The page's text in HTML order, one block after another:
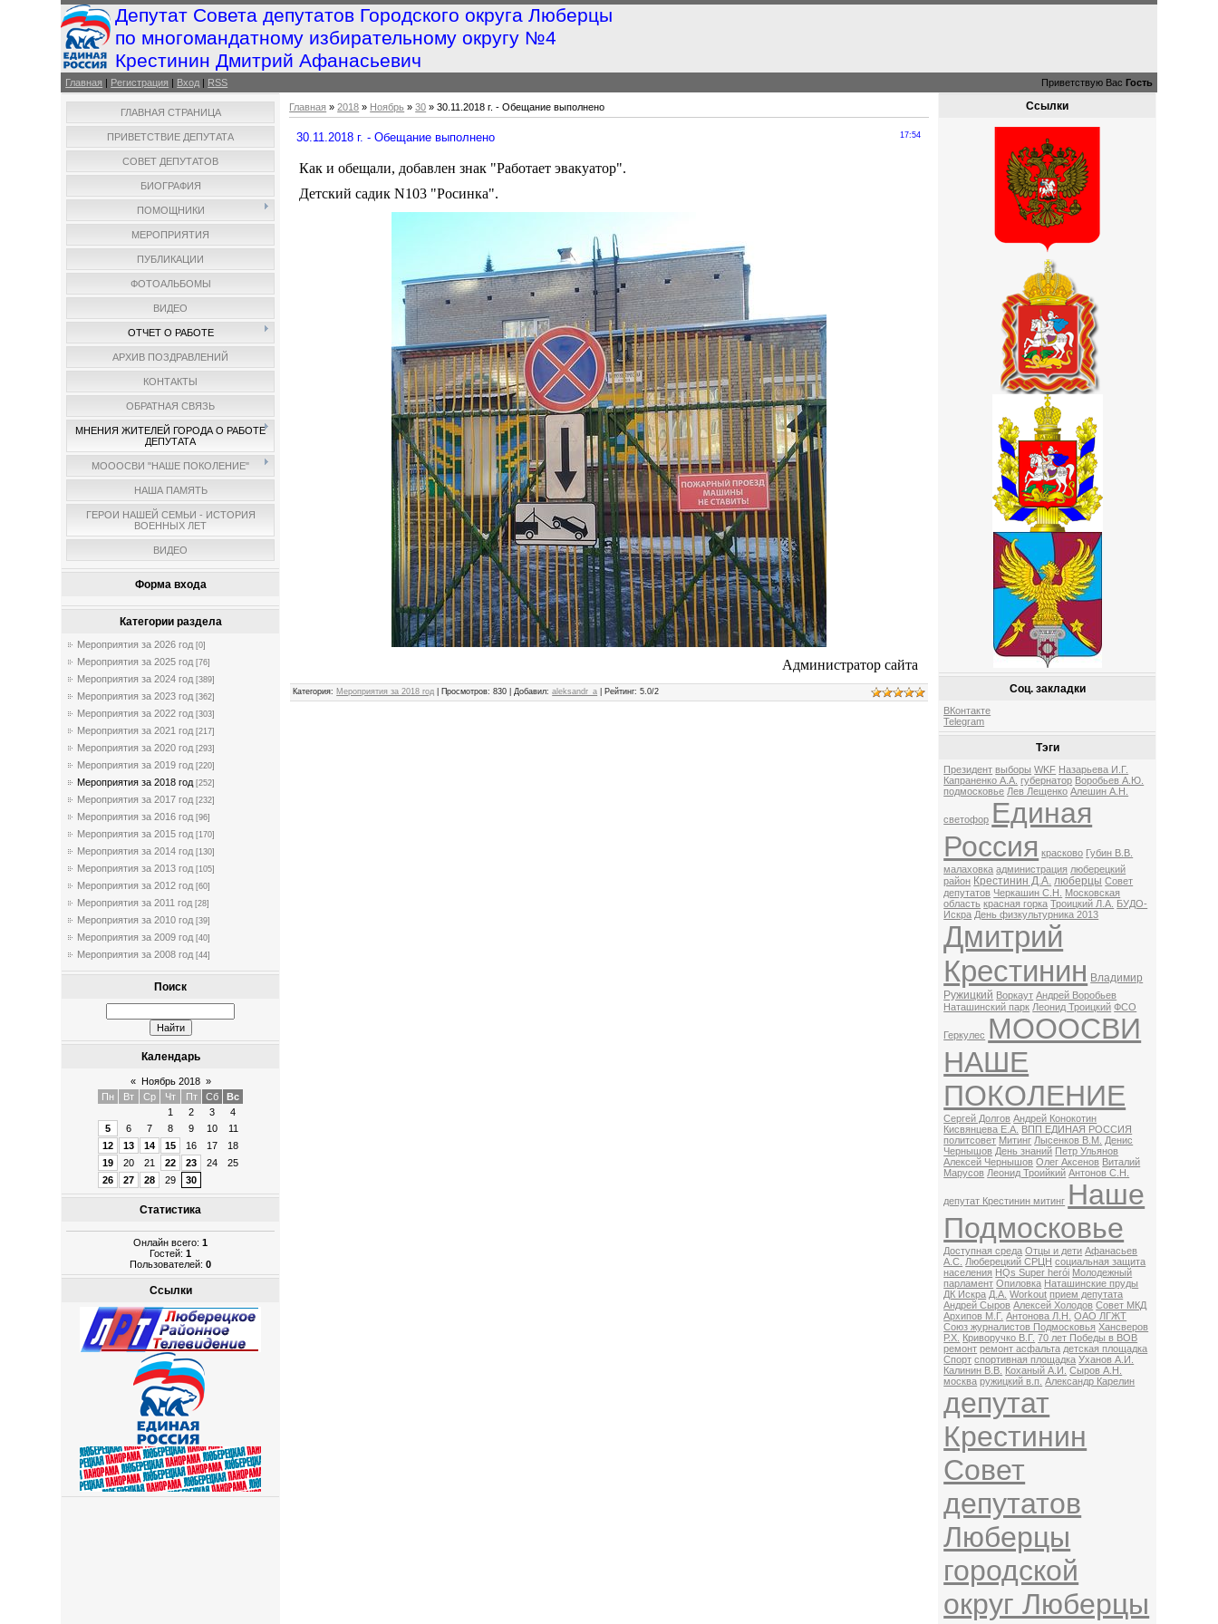
Депутат Совета депутатов Городского округа Люберцы
по многомандатному избирательному округу №4
Крестинин Дмитрий Афанасьевич
Главная | Регистрация | Вход | RSS Приветствую Вас Гость
ГЛАВНАЯ СТРАНИЦА
ПРИВЕТСТВИЕ ДЕПУТАТА
СОВЕТ ДЕПУТАТОВ
БИОГРАФИЯ
ПОМОЩНИКИ
МЕРОПРИЯТИЯ
ПУБЛИКАЦИИ
ФОТОАЛЬБОМЫ
ВИДЕО
ОТЧЕТ О РАБОТЕ
АРХИВ ПОЗДРАВЛЕНИЙ
КОНТАКТЫ
ОБРАТНАЯ СВЯЗЬ
МНЕНИЯ ЖИТЕЛЕЙ ГОРОДА О РАБОТЕ
ДЕПУТАТА
МОООСВИ "НАШЕ ПОКОЛЕНИЕ"
НАША ПАМЯТЬ
ГЕРОИ НАШЕЙ СЕМЬИ - ИСТОРИЯ
ВОЕННЫХ ЛЕТ
ВИДЕО
Форма входа
Категории раздела
Мероприятия за 2026 год [0]
Мероприятия за 2025 год [76]
Мероприятия за 2024 год [389]
Мероприятия за 2023 год [362]
Мероприятия за 2022 год [303]
Мероприятия за 2021 год [217]
Мероприятия за 2020 год [293]
Мероприятия за 2019 год [220]
Мероприятия за 2018 год [252]
Мероприятия за 2017 год [232]
Мероприятия за 2016 год [96]
Мероприятия за 2015 год [170]
Мероприятия за 2014 год [130]
Мероприятия за 2013 год [105]
Мероприятия за 2012 год [60]
Мероприятия за 2011 год [28]
Мероприятия за 2010 год [39]
Мероприятия за 2009 год [40]
Мероприятия за 2008 год [44]
Поиск
Календарь
« Ноябрь 2018 »
Пн
Вт Ср Чт Пт Сб
Вс
1
2 3
4
5
6 7 8 9 10
11
12
13 14 15 16 17
18
19
20 21 22 23 24
25
26
27 28 29 30
Статистика
Онлайн всего:1
Гостей:1
Пользователей:0
Ссылки
Главная »2018 » Ноябрь » 30 » 30.11.2018 г. - Обещание выполнено
17:54
30.11.2018 г. - Обещание выполнено
Как и обещали, добавлен знак "Работает эвакуатор".
Детский садик N103 "Росинка".
Администратор сайта
Категория: Мероприятия за 2018 год Просмотров: 830 | Добавил:aleksandr_a Рейтинг:5.0/2
Ссылки
Соц. закладки
ВКонтакте
Telegram
Тэги
Президент выборы WKF Назарьева И.Г.
Капраненко А.А. губернатор Воробьев А.Ю.
подмосковье Лев Лещенко Алешин А.Н.
светофор Единая
Россия красково Губин В.В.
малаховка администрация люберецкий
район Крестинин Д.А. люберцы Совет
депутатов Черкашин С.Н.
Московская
область красная горка Троицкий Л.А. БУДО-
Искра День физкультурника 2013
Дмитрий
Крестинин Владимир
Ружицкий Воркаут Андрей Воробьев
Наташинский парк Леонид Троицкий ФСО
Геркулес МОООСВИ
НАШЕ
ПОКОЛЕНИЕ
Сергей Долгов Андрей Конокотин
Кисвянцева Е.А. ВПП ЕДИНАЯ РОССИЯ
политсовет Митинг Лысенков В.М. Денис
Чернышов День знаний Петр Ульянов
Алексей Чернышов Олег Аксенов Виталий
Марусов Леонид Троийкий Антонов С.Н.
депутат Крестинин митинг Наше
Подмосковье
Доступная среда Отцы и дети Афанасьев
А.С. Люберецкий СРЦН социальная защита
населения HQs Super herói Молодежный
парламент Опиловка Наташинские пруды
ДК Искра Д.А. Workout прием депутата
Андрей Сыров Алексей Холодов Совет МКД
Архипов М.Г. Антонова Л.Н.
ОАО ЛГЖТ
Союз журналистов Подмосковья Хансверов
Р.Х. Криворучко В.Г. 70 лет Победы в ВОВ
ремонт ремонт асфальта детская площадка
Спорт спортивная площадка Уханов А.И.
Калинин В.В. Коханый А.И.
Сыров А.Н.
москва ружицкий в.п. Александр Карелин
депутат
Крестинин
Совет
депутатов
Люберцы
городской
округ Люберцы